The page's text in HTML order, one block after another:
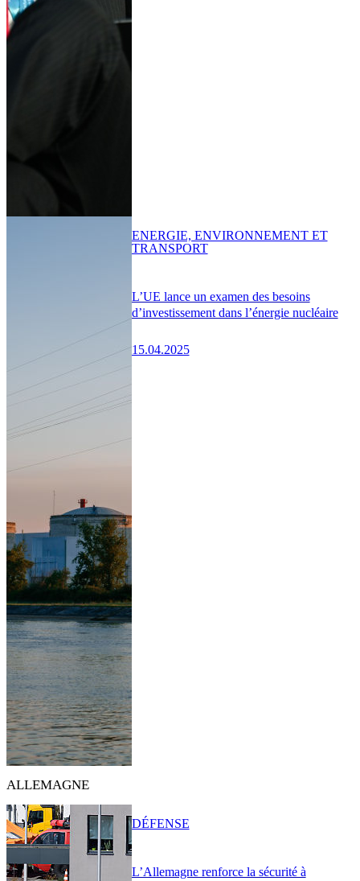
L’UE lance un examen des besoins
d’investissement dans l’énergie nucléaire
15.04.2025
ENERGIE, ENVIRONNEMENT ET
TRANSPORT
ALLEMAGNE
L’Allemagne renforce la sécurité à
DÉFENSE